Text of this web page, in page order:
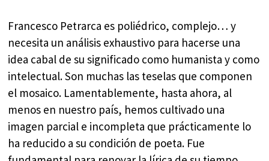
Francesco Petrarca es poliédrico, complejo… y
necesita un análisis exhaustivo para hacerse una
idea cabal de su significado como humanista y como
intelectual. Son muchas las teselas que componen
el mosaico. Lamentablemente, hasta ahora, al
menos en nuestro país, hemos cultivado una
imagen parcial e incompleta que prácticamente lo
ha reducido a su condición de poeta. Fue